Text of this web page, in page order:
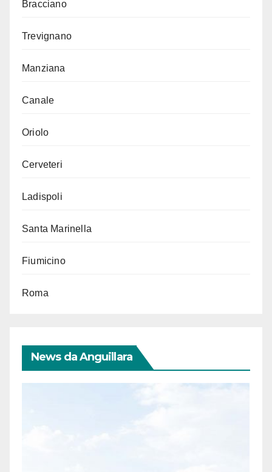
Bracciano
Trevignano
Manziana
Canale
Oriolo
Cerveteri
Ladispoli
Santa Marinella
Fiumicino
Roma
News da Anguillara